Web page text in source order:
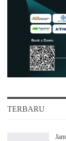
TERBARU